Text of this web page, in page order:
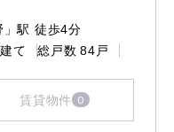
」駅 徒歩4分
て 総戸数 84戸
賃貸物件 0